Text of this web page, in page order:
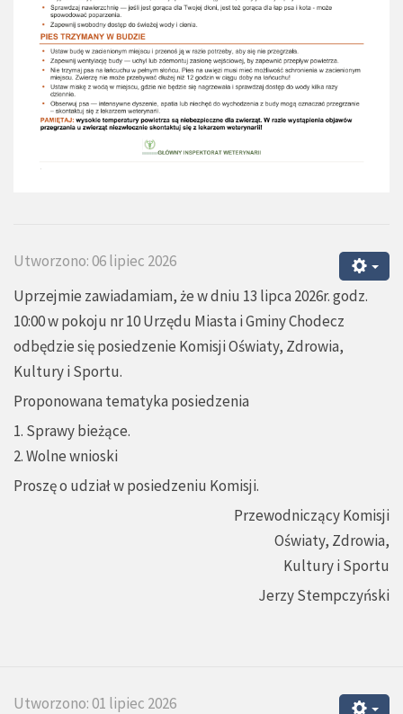
Utworzono: 06 lipiec 2026
Uprzejmie zawiadamiam, że w dniu 13 lipca 2026r. godz.
10:00 w pokoju nr 10 Urzędu Miasta i Gminy Chodecz
odbędzie się posiedzenie Komisji Oświaty, Zdrowia,
Kultury i Sportu.
Proponowana tematyka posiedzenia
1. Sprawy bieżące.
2. Wolne wnioski
Proszę o udział w posiedzeniu Komisji.
Przewodniczący Komisji
Oświaty, Zdrowia,
Kultury i Sportu
Jerzy Stempczyński
Utworzono: 01 lipiec 2026